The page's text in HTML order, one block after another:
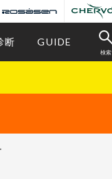
断 GUIDE
検索